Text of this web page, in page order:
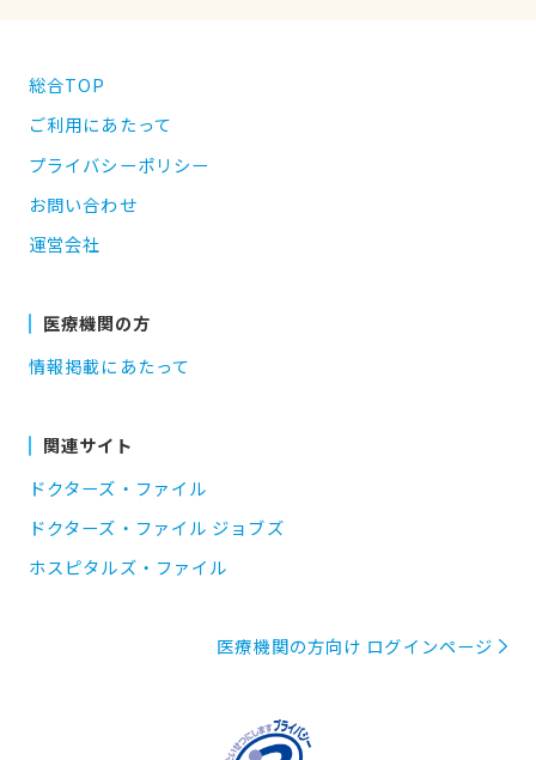
総合TOP
ご利用にあたって
プライバシーポリシー
お問い合わせ
運営会社
医療機関の方
情報掲載にあたって
関連サイト
ドクターズ・ファイル
ドクターズ・ファイル ジョブズ
ホスピタルズ・ファイル
医療機関の方向け ログインページ